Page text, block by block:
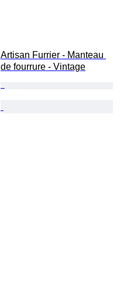
Artisan Furrier - Manteau
de fourrure - Vintage